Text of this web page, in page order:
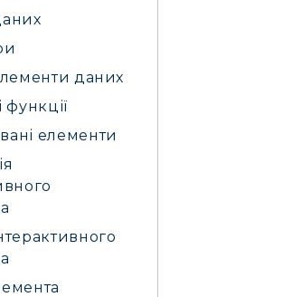
даних
функції
елементи